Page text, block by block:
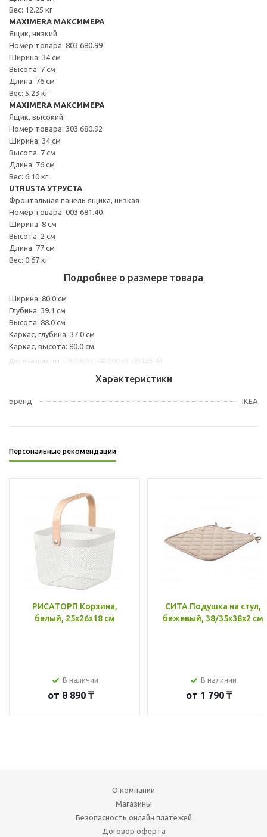
Вес: 12.25 кг
MAXIMERA МАКСИМЕРА
Ящик, низкий
Номер товара: 803.680.99
Ширина: 34 см
Высота: 7 см
Длина: 76 см
Вес: 5.23 кг
MAXIMERA МАКСИМЕРА
Ящик, высокий
Номер товара: 303.680.92
Ширина: 34 см
Высота: 7 см
Длина: 76 см
Вес: 6.10 кг
UTRUSTA УТРУСТА
Фронтальная панель ящика, низкая
Номер товара: 003.681.40
Ширина: 8 см
Высота: 2 см
Длина: 77 см
Вес: 0.67 кг
Подробнее о размере товара
Ширина: 80.0 см
Глубина: 39.1 см
Высота: 88.0 см
Каркас, глубина: 37.0 см
Каркас, высота: 80.0 см
Характеристики
Бренд IKEA
Персональные рекомендации
РИСАТОРП Корзина,
белый, 25x26x18 см
В наличии
от 8 890 ₸
СИТА Подушка на стул,
бежевый, 38/35x38x2 см
В наличии
от 1 790 ₸
О компании
Магазины
Безопасность онлайн платежей
Договор оферта